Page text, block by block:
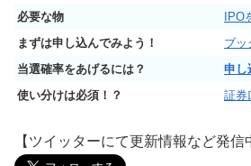
必要な物
IPO
まずは申し込んでみよう！
ブッ
当選確率をあげるには？
申し
使い分けは必須！？
証券
【ツイッターにて更新情報など発信